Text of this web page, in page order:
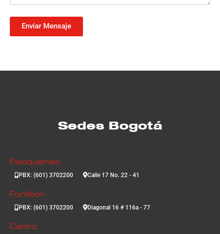
Enviar Mensaje
Sedes Bogotá
Paloquemao
PBX: (601) 3702200 Calle 17 No. 22 - 41
Fontibon
PBX: (601) 3702200 Diagonal 16 # 116a - 77
Centro